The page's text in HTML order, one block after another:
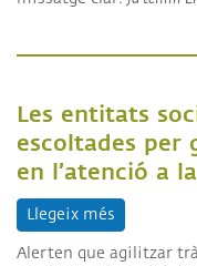
Les entitats
escoltades
en l’atenció a
Llegeix més
Alerten que agilitzar